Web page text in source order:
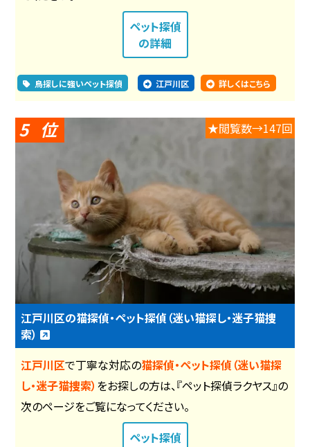
ペット探偵
の詳細
鳥探しに強いペット探偵 江戸川区 詳しくはこちら
5 ★閲覧数→147回
江戸川区の猫探偵・ペット探偵（迷い猫探し・迷子猫捜
索）
江戸川区で丁寧な対応の猫探偵・ペット探偵（迷い猫探
し・迷子猫捜索） をお探しの方は、『ペット探偵ラクヤス』の
次のページをご覧になってください。
ペット探偵